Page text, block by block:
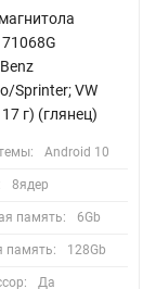
Sprinter; VW
г) (глянец)
Android 10
8ядер
память: 6Gb
память: 128Gb
Да